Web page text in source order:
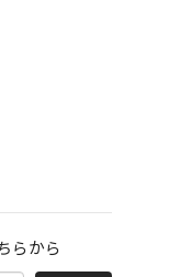
らから